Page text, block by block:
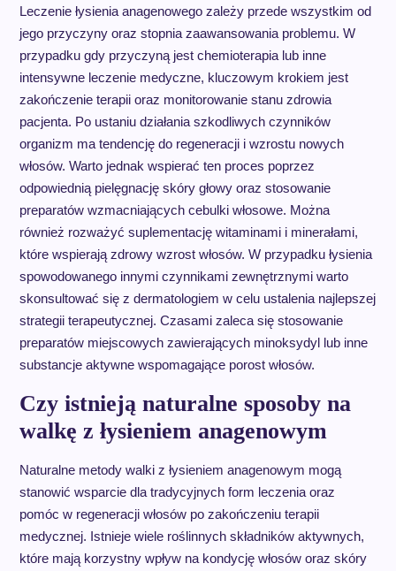
Leczenie łysienia anagenowego zależy przede wszystkim od
jego przyczyny oraz stopnia zaawansowania problemu. W
przypadku gdy przyczyną jest chemioterapia lub inne
intensywne leczenie medyczne, kluczowym krokiem jest
zakończenie terapii oraz monitorowanie stanu zdrowia
pacjenta. Po ustaniu działania szkodliwych czynników
organizm ma tendencję do regeneracji i wzrostu nowych
włosów. Warto jednak wspierać ten proces poprzez
odpowiednią pielęgnację skóry głowy oraz stosowanie
preparatów wzmacniających cebulki włosowe. Można
również rozważyć suplementację witaminami i minerałami,
które wspierają zdrowy wzrost włosów. W przypadku łysienia
spowodowanego innymi czynnikami zewnętrznymi warto
skonsultować się z dermatologiem w celu ustalenia najlepszej
strategii terapeutycznej. Czasami zaleca się stosowanie
preparatów miejscowych zawierających minoksydyl lub inne
substancje aktywne wspomagające porost włosów.
Czy istnieją naturalne sposoby na
walkę z łysieniem anagenowym
Naturalne metody walki z łysieniem anagenowym mogą
stanowić wsparcie dla tradycyjnych form leczenia oraz
pomóc w regeneracji włosów po zakończeniu terapii
medycznej. Istnieje wiele roślinnych składników aktywnych,
które mają korzystny wpływ na kondycję włosów oraz skóry